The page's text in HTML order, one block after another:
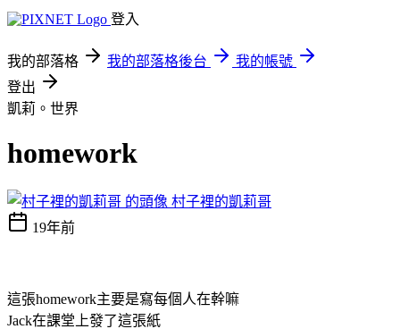
登入
我的部落格 我的部落格後台
我的帳號
登出
凱莉。世界
homework
村子裡的凱莉哥
19年前
這張homework主要是寫每個人在幹嘛
Jack在課堂上發了這張紙